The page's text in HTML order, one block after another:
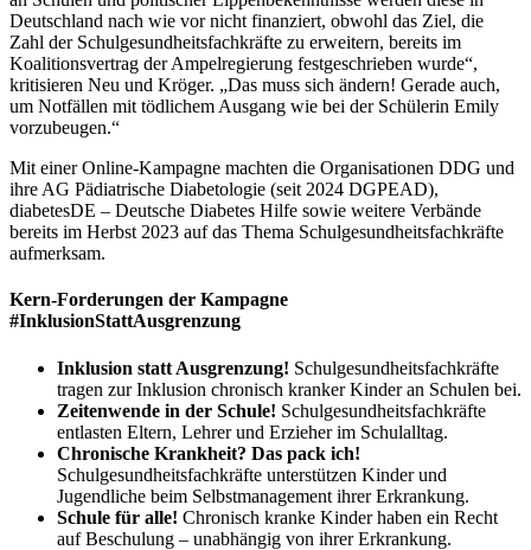
Deutschland nach wie vor nicht finanziert, obwohl das Ziel, die
Zahl der Schulgesundheitsfachkräfte zu erweitern, bereits im
Koalitionsvertrag der Ampelregierung festgeschrieben wurde“,
kritisieren Neu und Kröger. „Das muss sich ändern! Gerade auch,
um Notfällen mit tödlichem Ausgang wie bei der Schülerin Emily
vorzubeugen.“
Mit einer Online-Kampagne machten die Organisationen DDG und
ihre AG Pädiatrische Diabetologie (seit 2024 DGPEAD),
diabetesDE – Deutsche Diabetes Hilfe sowie weitere Verbände
bereits im Herbst 2023 auf das Thema Schulgesundheitsfachkräfte
aufmerksam.
Kern-Forderungen der Kampagne
#InklusionStattAusgrenzung
Inklusion statt Ausgrenzung! Schulgesundheitsfachkräfte
tragen zur Inklusion chronisch kranker Kinder an Schulen bei.
Zeitenwende in der Schule! Schulgesundheitsfachkräfte
entlasten Eltern, Lehrer und Erzieher im Schulalltag.
Chronische Krankheit? Das pack ich!
Schulgesundheitsfachkräfte unterstützen Kinder und
Jugendliche beim Selbstmanagement ihrer Erkrankung.
Schule für alle! Chronisch kranke Kinder haben ein Recht
auf Beschulung – unabhängig von ihrer Erkrankung.